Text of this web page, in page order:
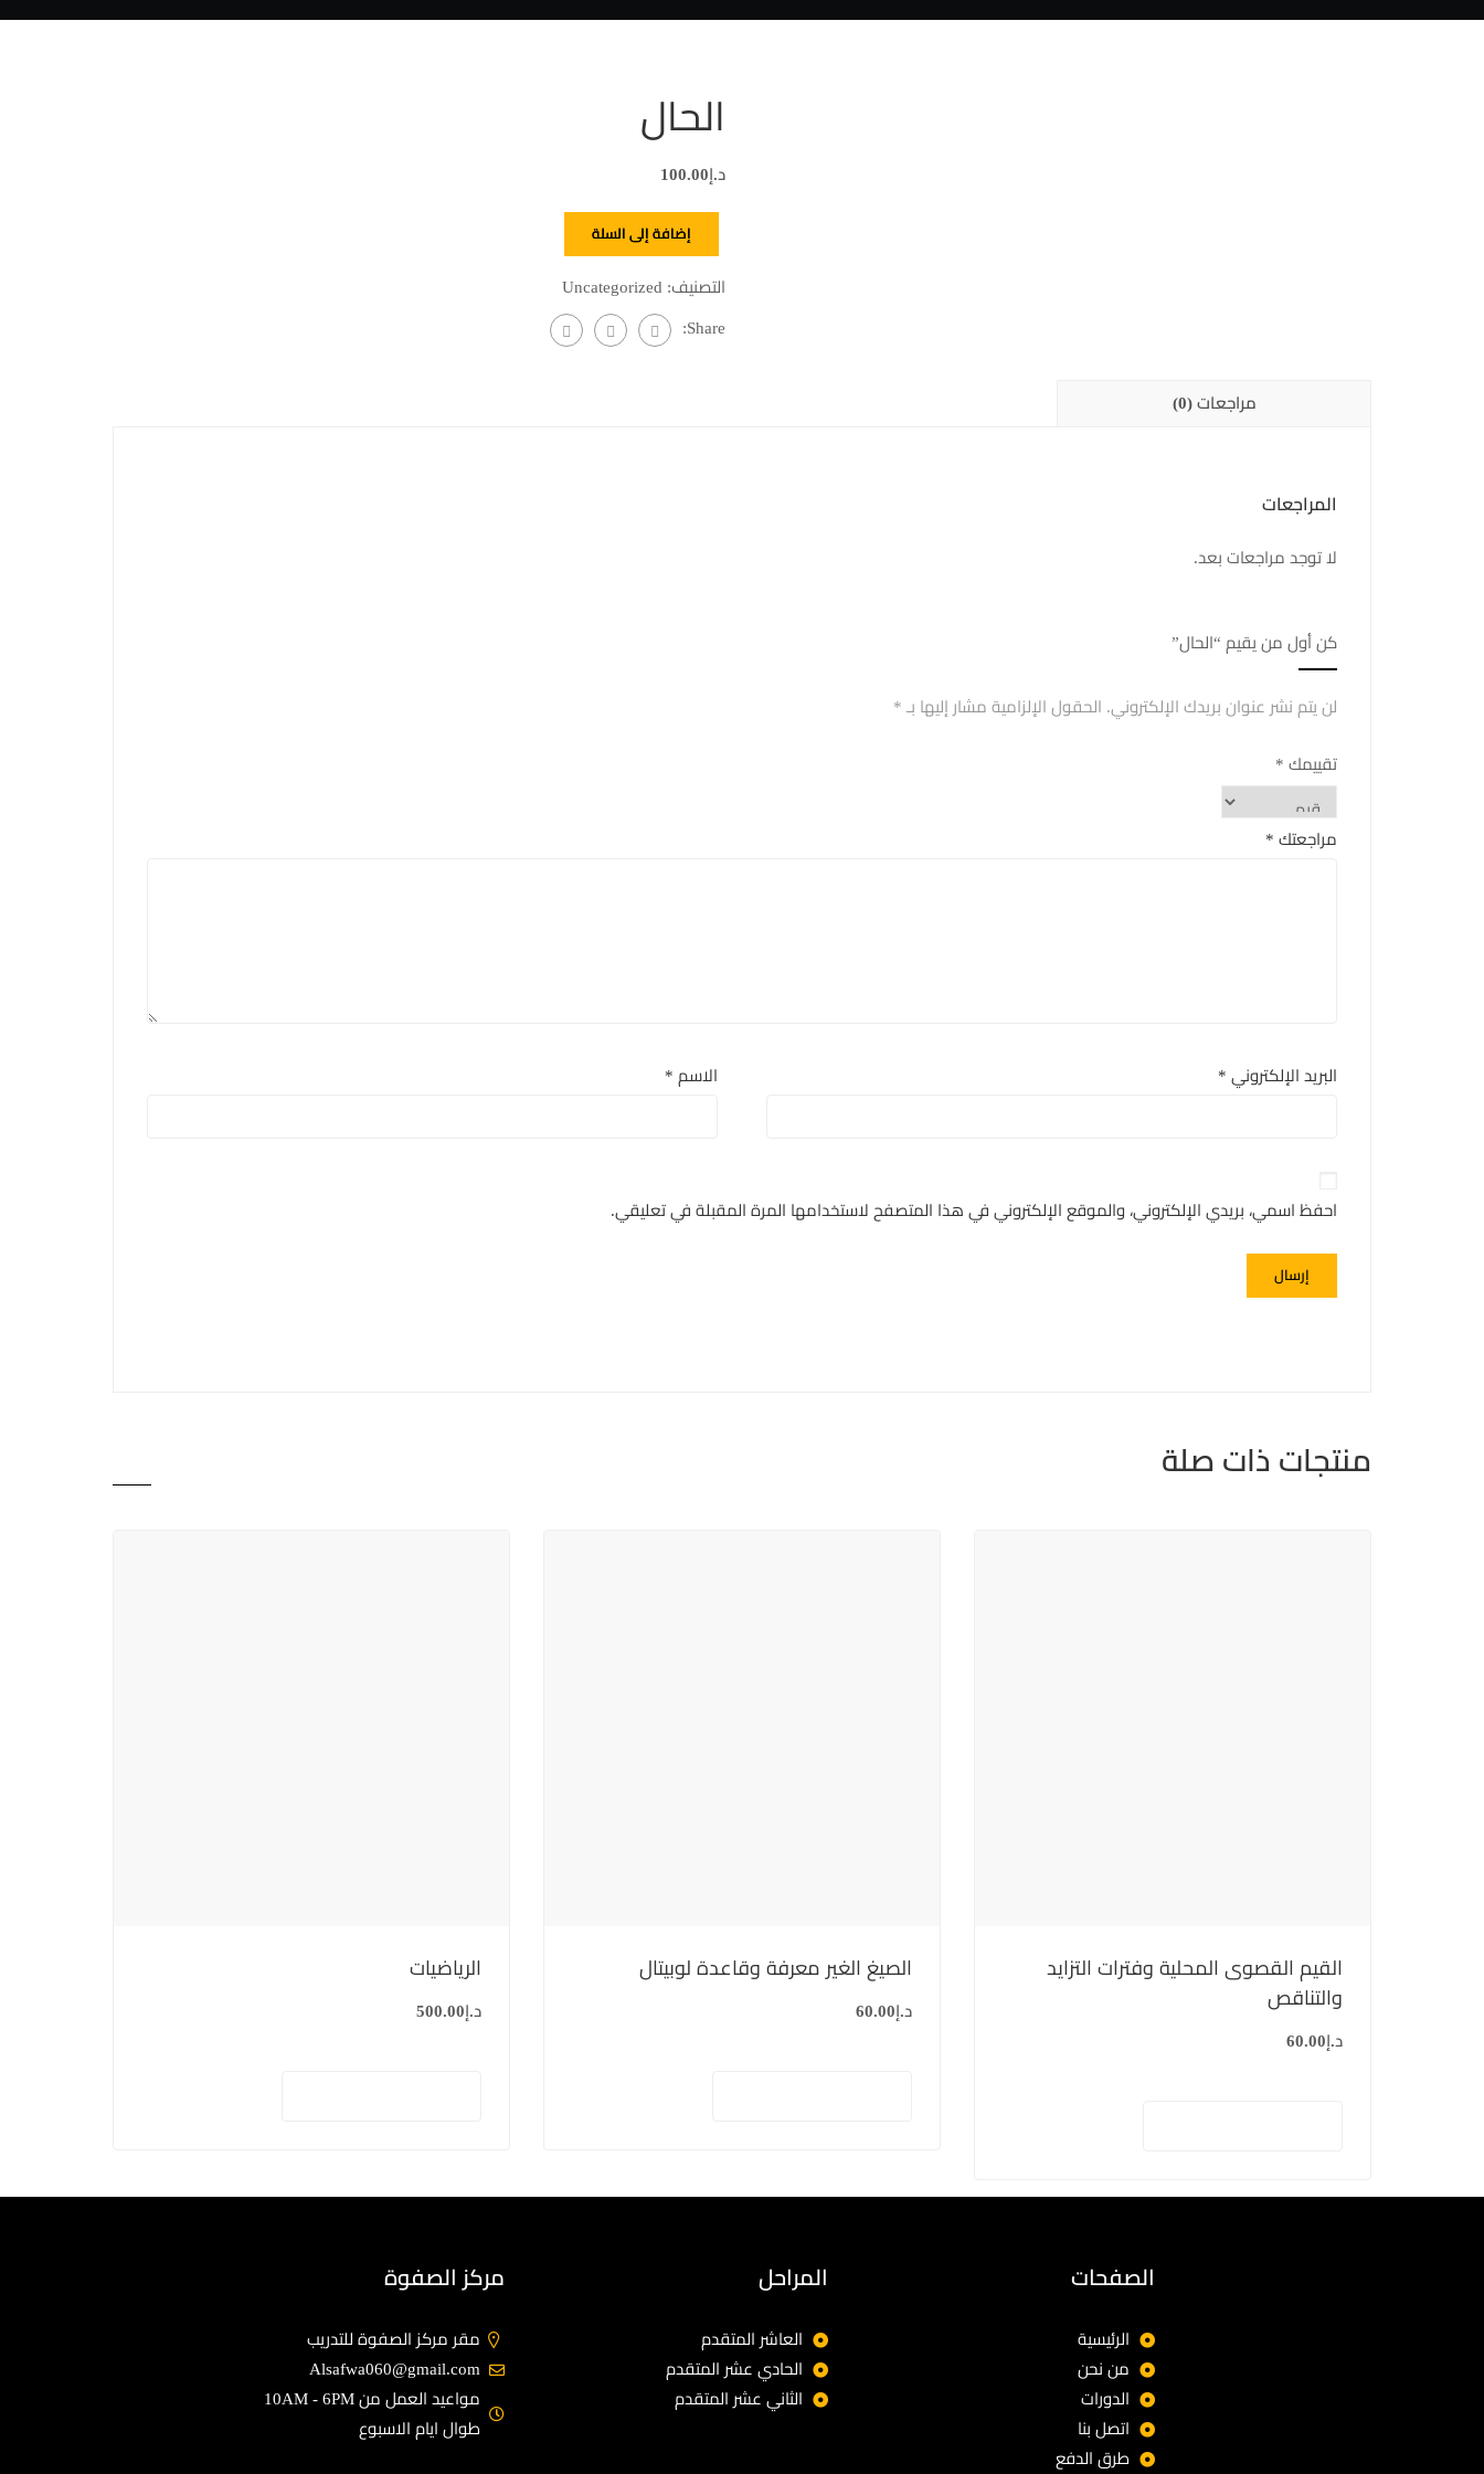
الحال
د.إ100.00
إضافة إلى السلة
التصنيف: Uncategorized
Share:
مراجعات (0)
المراجعات
لا توجد مراجعات بعد.
كن أول من يقيم “الحال”
لن يتم نشر عنوان بريدك الإلكتروني. الحقول الإلزامية مشار إليها بـ *
تقييمك *
مراجعتك *
الاسم * البريد الإلكتروني *
احفظ اسمي، بريدي الإلكتروني، والموقع الإلكتروني في هذا المتصفح لاستخدامها المرة المقبلة في تعليقي.
منتجات ذات صلة
القيم القصوى المحلية وفترات التزايد
والتناقص
د.إ60.00
الصيغ الغير معرفة وقاعدة لوبيتال
د.إ60.00
الرياضيات
د.إ500.00
الصفحات
الرئيسية
من نحن
الدورات
اتصل بنا
طرق الدفع
المراحل
العاشر المتقدم
الحادي عشر المتقدم
الثاني عشر المتقدم
مركز الصفوة
مقر مركز الصفوة للتدريب
Alsafwa060@gmail.com
مواعيد العمل من 10AM - 6PM
طوال ايام الاسبوع